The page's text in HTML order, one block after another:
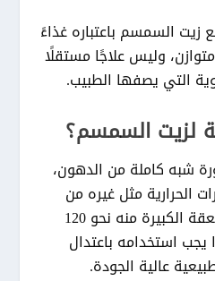
زيت السمسم باعتباره غذاءً
وليس علاجًا مستقلًا
التي يصفها الطبيب.
لزيت السمسم؟
شبه كاملة من الدهون،
الحرارية مثل غيره من
زيوت الطهي. وتوفر الملعقة الكبيرة منه نحو 120
يجب استخدامه باعتدال
عالية الجودة.